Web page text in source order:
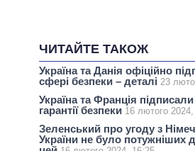
ЧИТАЙТЕ ТАКОЖ
Україна та Данія офіційно
сфері безпеки – деталі 23
Україна та Франція
гарантії безпеки 16 лютого
Зеленський про угоду з
України не було потужніших